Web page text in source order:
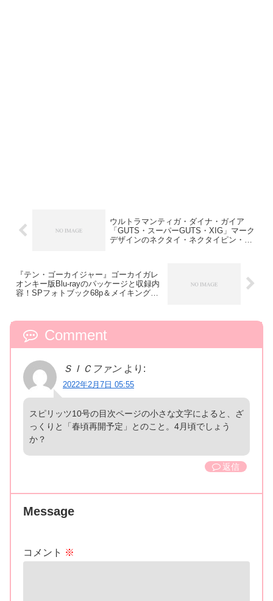
ウルトラマンティガ・ダイナ・ガイア
「GUTS・スーパーGUTS・XIG」マーク
デザインのネクタイ・ネクタイピン・ピ
『テン・ゴーカイジャー』ゴーカイガレ
オンキー版Blu-rayのパッケージと収録内
容！SPフォトブック68p＆メイキングや
Comment
ＳＩＣファン より:
2022年2月7日 05:55
スピリッツ10号の目次ページの小さな文字によると、ざ
っくりと「春頃再開予定」とのこと。4月頃でしょう
か？
返信
Message
コメント ※